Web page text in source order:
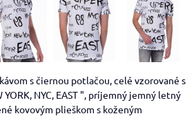
s čiernou potlačou, celé vzorované s
NYC, EAST ", príjemný jemný letný
kovovým plieškom s koženým